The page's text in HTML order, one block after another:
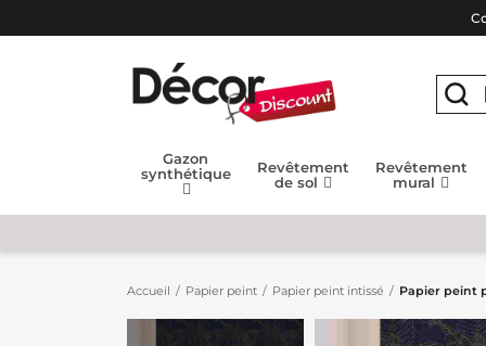
Gazon
synthétique
Revêtement
de sol
Revêtement
mural
Accueil Papier peint Papier peint intissé Papier peint